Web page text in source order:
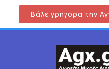
Βάλε γρήγορα την